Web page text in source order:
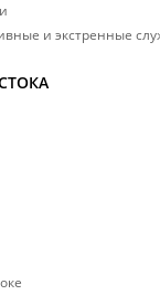
и экстренные